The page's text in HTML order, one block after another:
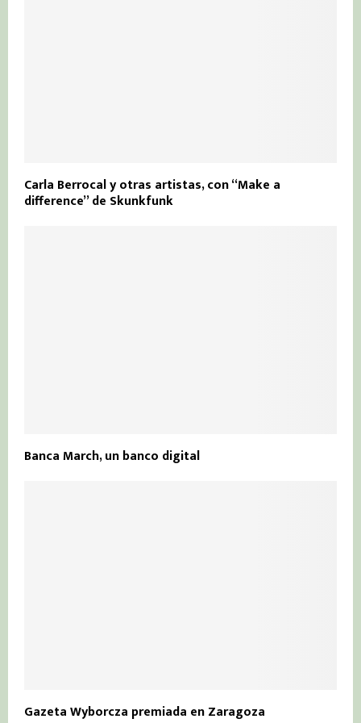
Carla Berrocal y otras artistas, con “Make a
difference” de Skunkfunk
Banca March, un banco digital
Gazeta Wyborcza premiada en Zaragoza